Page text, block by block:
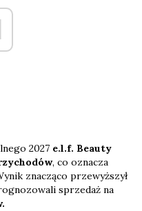
2027 e.l.f. Beauty
, co oznacza
znacząco przewyższył
sprzedaż na